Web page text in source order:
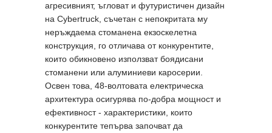
агресивният, ъгловат и футуристичен дизайн
на Cybertruck, съчетан с непокритата му
неръждаема стоманена екзоскелетна
конструкция, го отличава от конкурентите,
които обикновено използват боядисани
стоманени или алуминиеви каросерии.
Освен това, 48-волтовата електрическа
архитектура осигурява по-добра мощност и
ефективност - характеристики, които
конкурентите тепърва започват да